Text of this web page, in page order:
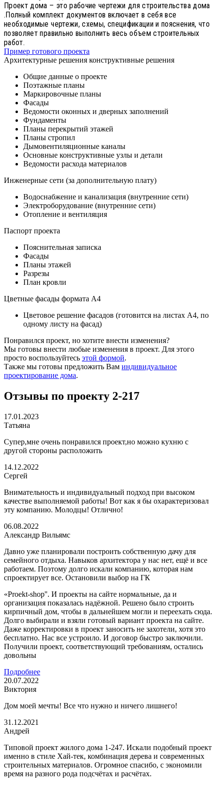
Проект дома – это рабочие чертежи для строительства дома
.Полный комплект документов включает в себя все
необходимые чертежи, схемы, спецификации и пояснения, что
позволяет правильно выполнить весь объем строительных
работ.
Пример готового проекта
Архитектурные решения конструктивные решения
Общие данные о проекте
Поэтажные планы
Маркировочные планы
Фасады
Ведомости оконных и дверных заполнений
Фундаменты
Планы перекрытий этажей
Планы стропил
Дымовентиляционные каналы
Основные конструктивные узлы и детали
Ведомости расхода материалов
Инженерные сети (за дополнительную плату)
Водоснабжение и канализация (внутренние сети)
Электроборудование (внутренние сети)
Отопление и вентиляция
Паспорт проекта
Пояснительная записка
Фасады
Планы этажей
Разрезы
План кровли
Цветные фасады формата А4
Цветовое решение фасадов (готовится на листах А4, по
одному листу на фасад)
Понравился проект, но хотите внести изменения?
Мы готовы внести любые изменения в проект. Для этого
просто воспользуйтесь этой формой.
Также мы готовы предложить Вам индивидуальное
проектирование дома.
Отзывы по проекту 2-217
17.01.2023
Татьяна
Супер,мне очень понравился проект,но можно кухню с
другой стороны расположить
14.12.2022
Сергей
Внимательность и индивидуальный подход при высоком
качестве выполняемой работы! Вот как я бы охарактеризовал
эту компанию. Молодцы! Отлично!
06.08.2022
Александр Вильямс
Давно уже планировали построить собственную дачу для
семейного отдыха. Навыков архитектора у нас нет, ещё и все
работаем. Поэтому долго искали компанию, которая нам
спроектирует все. Остановили выбор на ГК
«Proekt-shop''. И проекты на сайте нормальные, да и
организация показалась надёжной. Решено было строить
кирпичный дом, чтобы в дальнейшем могли и переехать сюда.
Долго выбирали и взяли готовый вариант проекта на сайте.
Даже корректировки в проект заносить не захотели, хотя это
бесплатно. Нас все устроило. И договор быстро заключили.
Получили проект, соответствующий требованиям, остались
довольны
Подробнее
20.07.2022
Виктория
Дом моей мечты! Все что нужно и ничего лишнего!
31.12.2021
Андрей
Типовой проект жилого дома 1-247. Искали подобный проект
именно в стиле Хай-тек, комбинация дерева и современных
строительных материалов. Огромное спасибо, с экономили
время на разного рода подсчётах и расчётах.